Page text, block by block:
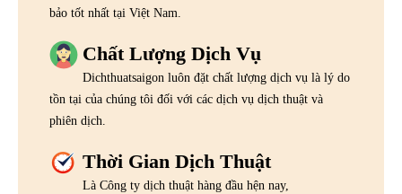
bảo tốt nhất tại Việt Nam.
Chất Lượng Dịch Vụ
Dichthuatsaigon luôn đặt chất lượng dịch vụ là lý do
tồn tại của chúng tôi đối với các dịch vụ dịch thuật và
phiên dịch.
Thời Gian Dịch Thuật
Là Công ty dịch thuật hàng đầu hện nay,